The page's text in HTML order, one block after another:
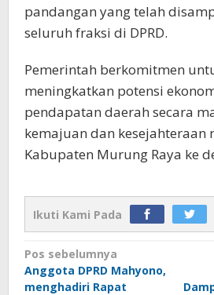
pandangan yang telah
seluruh fraksi di DPRD.
Pemerintah berkomitmen
meningkatkan potensi
pendapatan daerah secara
kemajuan dan kesejahteraan
Kabupaten Murung Raya ke
Ikuti Kami Pada
Navigasi
pos
Pos sebelumnya
Anggota DPRD Mahyono,
menghadiri Rapat